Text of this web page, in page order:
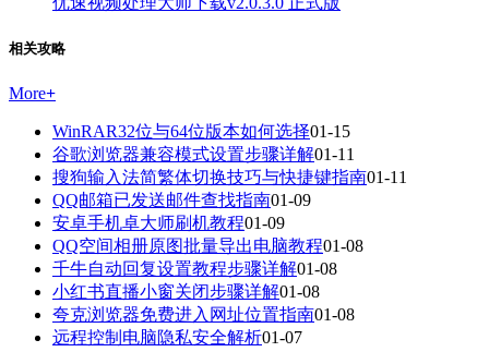
相关攻略
More+
WinRAR32位与64位版本如何选择01-15
谷歌浏览器兼容模式设置步骤详解01-11
搜狗输入法简繁体切换技巧与快捷键指南01-11
QQ邮箱已发送邮件查找指南01-09
安卓手机卓大师刷机教程01-09
QQ空间相册原图批量导出电脑教程01-08
千牛自动回复设置教程步骤详解01-08
小红书直播小窗关闭步骤详解01-08
夸克浏览器免费进入网址位置指南01-08
远程控制电脑隐私安全解析01-07